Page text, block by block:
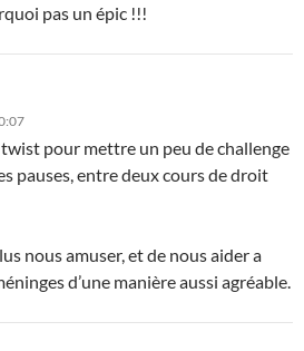
pas un épic !!!
pour mettre un peu de challenge
pauses, entre deux cours de droit
nous amuser, et de nous aider a
d’une manière aussi agréable.